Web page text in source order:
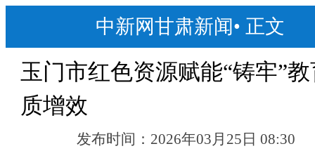
中新网甘肃新闻• 正文
玉门市红色资源赋能“铸牢”
质增效
发布时间： 2026年03月25日 08:30